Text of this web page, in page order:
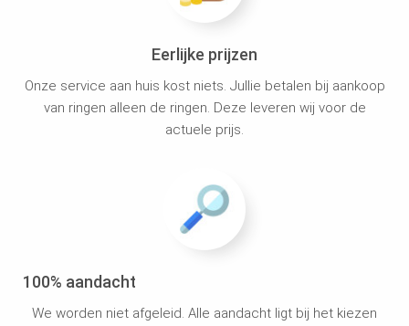
Eerlijke prijzen
Onze service aan huis kost niets. Jullie betalen bij aankoop
van ringen alleen de ringen. Deze leveren wij voor de
actuele prijs.
100% aandacht
We worden niet afgeleid. Alle aandacht ligt bij het kiezen